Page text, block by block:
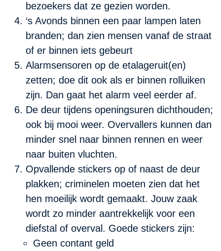
bezoekers dat ze gezien worden.
‘s Avonds binnen een paar lampen laten
branden; dan zien mensen vanaf de straat
of er binnen iets gebeurt
Alarmsensoren op de etalageruit(en)
zetten; doe dit ook als er binnen rolluiken
zijn. Dan gaat het alarm veel eerder af.
De deur tijdens openingsuren dichthouden;
ook bij mooi weer. Overvallers kunnen dan
minder snel naar binnen rennen en weer
naar buiten vluchten.
Opvallende stickers op of naast de deur
plakken; criminelen moeten zien dat het
hen moeilijk wordt gemaakt. Jouw zaak
wordt zo minder aantrekkelijk voor een
diefstal of overval. Goede stickers zijn:
Geen contant geld